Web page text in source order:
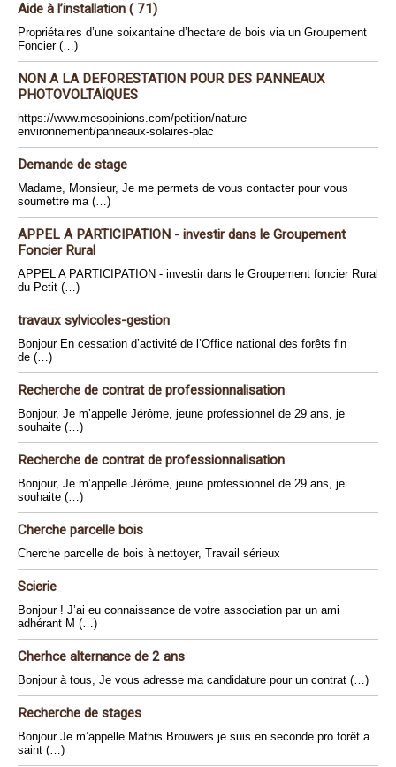
Aide à l’installation ( 71)
Propriétaires d’une soixantaine d’hectare de bois via un Groupement
Foncier (…)
NON A LA DEFORESTATION POUR DES PANNEAUX
PHOTOVOLTAÏQUES
https://www.mesopinions.com/petition/nature-
environnement/panneaux-solaires-plac
Demande de stage
Madame, Monsieur, Je me permets de vous contacter pour vous
soumettre ma (…)
APPEL A PARTICIPATION - investir dans le Groupement
Foncier Rural
APPEL A PARTICIPATION - investir dans le Groupement foncier Rural
du Petit (…)
travaux sylvicoles-gestion
Bonjour En cessation d’activité de l’Office national des forêts fin
de (…)
Recherche de contrat de professionnalisation
Bonjour, Je m’appelle Jérôme, jeune professionnel de 29 ans, je
souhaite (…)
Recherche de contrat de professionnalisation
Bonjour, Je m’appelle Jérôme, jeune professionnel de 29 ans, je
souhaite (…)
Cherche parcelle bois
Cherche parcelle de bois à nettoyer, Travail sérieux
Scierie
Bonjour ! J’ai eu connaissance de votre association par un ami
adhérant M (…)
Cherhce alternance de 2 ans
Bonjour à tous, Je vous adresse ma candidature pour un contrat (…)
Recherche de stages
Bonjour Je m’appelle Mathis Brouwers je suis en seconde pro forêt a
saint (…)